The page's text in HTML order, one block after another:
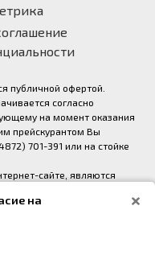
публичной офертой.
согласно
на момент оказания
прейскурантом Вы
701-391 или на стойке
сайте, являются
на